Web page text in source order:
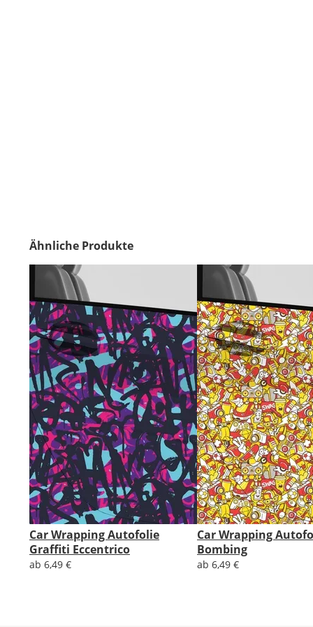
Ähnliche Produkte
Car Wrapping Autofolie
Graffiti Eccentrico
ab 6,49 €
Car Wrapping
Bombing
ab 6,49 €